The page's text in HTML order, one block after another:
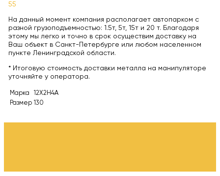
55
На данный момент компания располагает автопарком с
разной грузоподъемностью: 1.5т, 5т, 15т и 20 т. Благодаря
этому мы легко и точно в срок осуществим доставку на
Ваш объект в Санкт-Петербурге или любом населенном
пункте Ленинградской области.
* Итоговую стоимость доставки металла на манипуляторе
уточняйте у оператора.
Марка
12Х2Н4А
Размер 130